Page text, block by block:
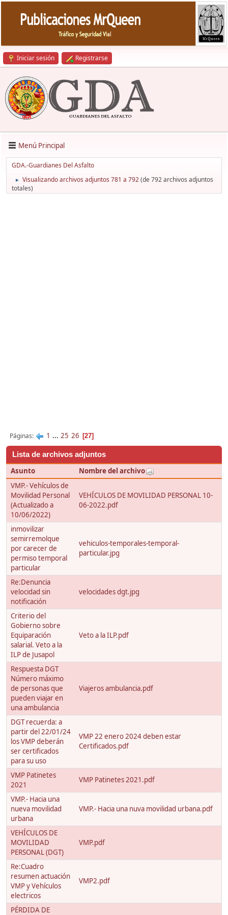
Iniciar sesión Registrarse
Menú Principal
GDA.-Guardianes Del Asfalto
► Visualizando archivos adjuntos 781 a 792(de 792 archivos adjuntos
totales)
Páginas 1 ... 25 26 27
Lista de archivos adjuntos
Asunto
Nombre del archivo
VMP.- Vehículos de
Movilidad Personal
(Actualizado a
10/06/2022)
VEHÍCULOS DE MOVILIDAD PERSONAL 10-
06-2022.pdf
inmovilizar
semirremolque
por carecer de
permiso temporal
particular
vehiculos-temporales-temporal-
particular.jpg
Re:Denuncia
velocidad sin
notificación
velocidades dgt.jpg
Criterio del
Gobierno sobre
Equiparación
salarial. Veto a la
ILP de Jusapol
Veto a la ILP.pdf
Respuesta DGT
Número máximo
de personas que
pueden viajar en
una ambulancia
Viajeros ambulancia.pdf
DGT recuerda: a
partir del 22/01/24
los VMP deberán
ser certificados
para su uso
VMP 22 enero 2024 deben estar
Certificados.pdf
VMP Patinetes
2021
VMP Patinetes 2021.pdf
VMP.- Hacia una
nueva movilidad
urbana
VMP.- Hacia una nuva movilidad urbana.pdf
VEHÍCULOS DE
MOVILIDAD
PERSONAL (DGT)
VMP.pdf
Re:Cuadro
resumen actuación
VMP y Vehículos
electricos
VMP2.pdf
PÉRDIDA DE